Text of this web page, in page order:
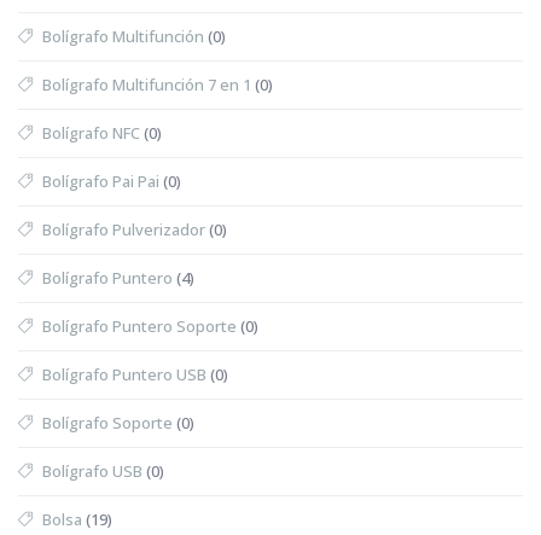
Bolígrafo Multifunción (0)
Bolígrafo Multifunción 7 en 1 (0)
Bolígrafo NFC(0)
Bolígrafo Pai Pai (0)
Bolígrafo Pulverizador(0)
Bolígrafo Puntero (4)
Bolígrafo Puntero Soporte (0)
Bolígrafo Puntero USB (0)
Bolígrafo Soporte (0)
Bolígrafo USB (0)
Bolsa (19)